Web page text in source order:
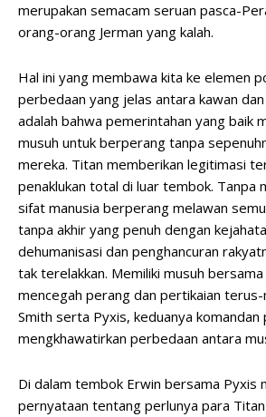
merupakan semacam seruan pasca-
orang-orang Jerman yang kalah.
Hal ini yang membawa kita ke elemen
perbedaan yang jelas antara kawan
adalah bahwa pemerintahan yang baik
musuh untuk berperang tanpa
mereka. Titan memberikan legitimasi
penaklukan total di luar tembok. Tanpa
sifat manusia berperang melawan
tanpa akhir yang penuh dengan
dehumanisasi dan penghancuran
tak terelakkan. Memiliki musuh
mencegah perang dan pertikaian
Smith serta Pyxis, keduanya komandan
mengkhawatirkan perbedaan antara
Di dalam tembok Erwin bersama Pyxis
pernyataan tentang perlunya para